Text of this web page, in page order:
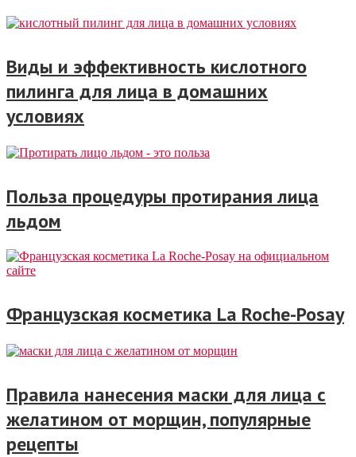
Виды и эффективность кислотного
пилинга для лица в домашних
условиях
Польза процедуры протирания лица
льдом
Французская косметика La Roche-Posay
Правила нанесения маски для лица с
желатином от морщин, популярные
рецепты